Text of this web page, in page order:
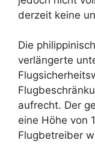
derzeit keine
Die
verlängerte
aufrecht. Der
eine Höhe von
Flugbetreiber